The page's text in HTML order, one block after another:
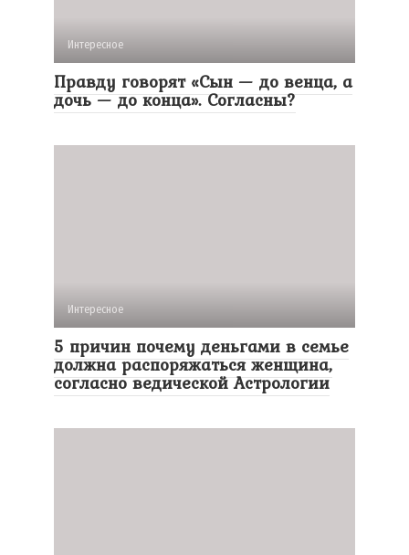
Интересное
Правду говорят «Сын — до венца, а
дочь — до конца». Согласны?
Интересное
5 причин почему деньгами в семье
должна распоряжаться женщина,
согласно ведической Астрологии